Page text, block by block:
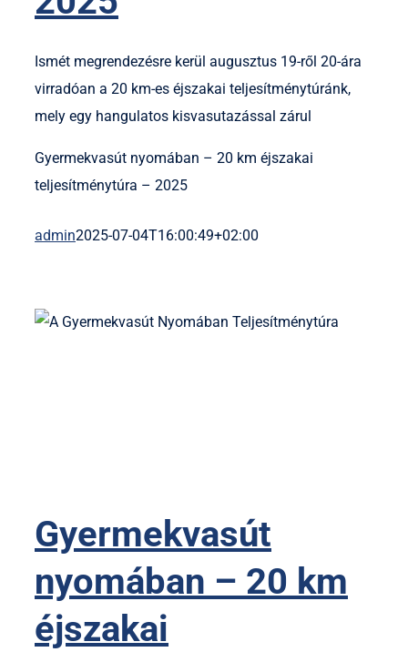
Ismét megrendezésre kerül augusztus 19-ről 20-ára
virradóan a 20 km-es éjszakai teljesítménytúránk,
mely egy hangulatos kisvasutazással zárul
Gyermekvasút nyomában – 20 km éjszakai
teljesítménytúra – 2025
admin2025-07-04T16:00:49+02:00
Gyermekvasút
nyomában – 20 km
éjszakai